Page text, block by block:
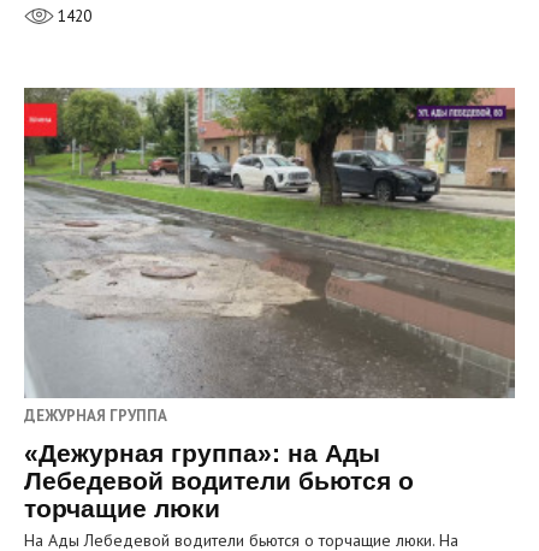
1420
ДЕЖУРНАЯ ГРУППА
«Дежурная группа»: на Ады
Лебедевой водители бьются о
торчащие люки
На Ады Лебедевой водители бьются о торчащие люки. На